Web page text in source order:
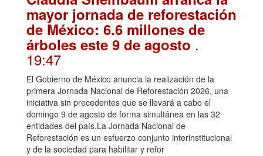
mayor jornada de reforestación
de México: 6.6 millones de
árboles este 9 de agosto .
19:47
El Gobierno de México anuncia la realización de la
primera Jornada Nacional de Reforestación 2026, una
iniciativa sin precedentes que se llevará a cabo el
domingo 9 de agosto de forma simultánea en las 32
entidades del país.La Jornada Nacional de
Reforestación es un esfuerzo conjunto interinstitucional
y de la sociedad para habilitar y refor